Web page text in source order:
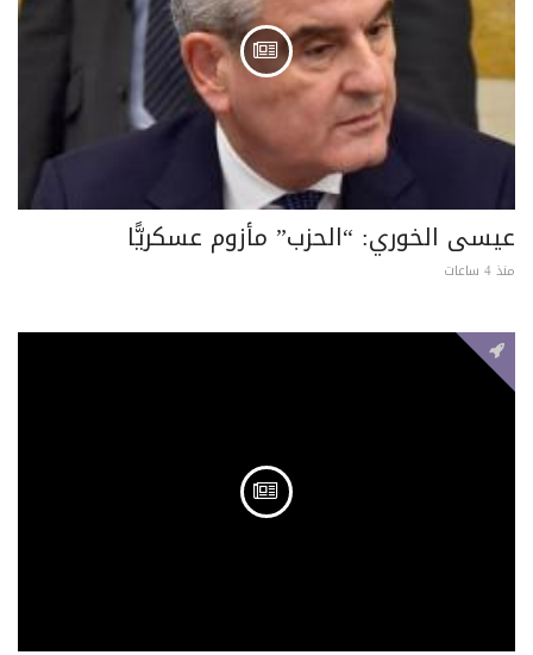
عيسى الخوري: “الحزب” مأزوم عسكريًّا
منذ 4 ساعات